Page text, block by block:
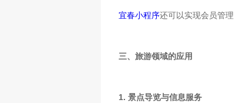
宜春小程序还可以实现会员管
三、旅游领域的应用
1. 景点导览与信息服务